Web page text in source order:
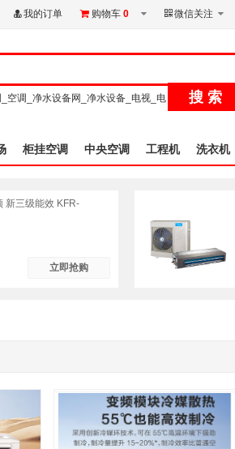
微信关注
购物车 0
我的订单
搜 索
空调_净水设备网_净水设备_电视_电
柜挂空调 中央空调 工程机 洗衣机
新三级能效 KFR-
立即抢购